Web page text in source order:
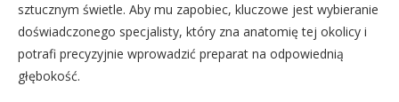
sztucznym świetle. Aby mu zapobiec, kluczowe jest wybieranie
doświadczonego specjalisty, który zna anatomię tej okolicy i
potrafi precyzyjnie wprowadzić preparat na odpowiednią
głębokość.